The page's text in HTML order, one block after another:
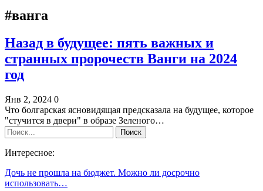
#ванга
Назад в будущее: пять важных и
странных пророчеств Ванги на 2024
год
Янв 2, 2024 0
Что болгарская ясновидящая предсказала на будущее, которое
"стучится в двери" в образе Зеленого…
Интересное:
Дочь не прошла на бюджет. Можно ли досрочно
использовать…